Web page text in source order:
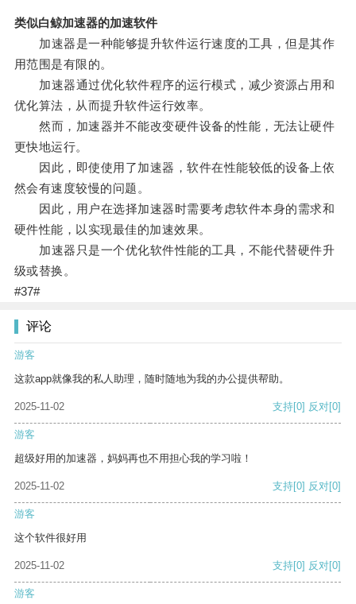
类似白鲸加速器的加速软件
加速器是一种能够提升软件运行速度的工具，但是其作
用范围是有限的。
加速器通过优化软件程序的运行模式，减少资源占用和
优化算法，从而提升软件运行效率。
然而，加速器并不能改变硬件设备的性能，无法让硬件
更快地运行。
因此，即使使用了加速器，软件在性能较低的设备上依
然会有速度较慢的问题。
因此，用户在选择加速器时需要考虑软件本身的需求和
硬件性能，以实现最佳的加速效果。
加速器只是一个优化软件性能的工具，不能代替硬件升
级或替换。
#37#
评论
游客
这款app就像我的私人助理，随时随地为我的办公提供帮助。
2025-11-02 支持[0] 反对[0]
游客
超级好用的加速器，妈妈再也不用担心我的学习啦！
2025-11-02 支持[0] 反对[0]
游客
这个软件很好用
2025-11-02 支持[0] 反对[0]
游客